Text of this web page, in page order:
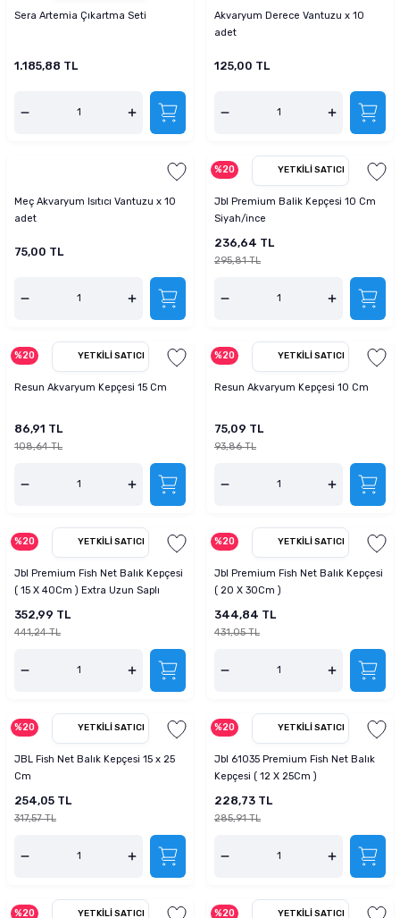
Sera Artemia Çıkartma Seti
1.185,88 TL
Akvaryum Derece Vantuzu x 10
adet
125,00 TL
Meç Akvaryum Isıtıcı Vantuzu x 10
adet
75,00 TL
%20 YETKILI SATICI
Jbl Premium Balik Kepçesi 10 Cm
Siyah/ince
236,64 TL
295,81 TL
%20 YETKILI SATICI
Resun Akvaryum Kepçesi 15 Cm
86,91 TL
108,64 TL
%20 YETKILI SATICI
Resun Akvaryum Kepçesi 10 Cm
75,09 TL
93,86 TL
%20 YETKILI SATICI
Jbl Premium Fish Net Balık Kepçesi
( 15 X 40Cm ) Extra Uzun Saplı
352,99 TL
441,24 TL
%20 YETKILI SATICI
Jbl Premium Fish Net Balık Kepçesi
( 20 X 30Cm )
344,84 TL
431,05 TL
%20 YETKILI SATICI
JBL Fish Net Balık Kepçesi 15 x 25
Cm
254,05 TL
317,57 TL
%20 YETKILI SATICI
Jbl 61035 Premium Fish Net Balık
Kepçesi ( 12 X 25Cm )
228,73 TL
285,91 TL
%20 YETKILI SATICI %20 YETKILI SATICI